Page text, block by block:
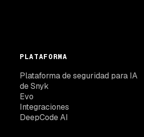
PLATAFORMA
Plataforma de seguridad para IA
de Snyk
Evo
Integraciones
DeepCode AI